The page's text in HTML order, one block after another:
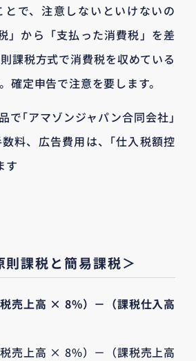
で、注意しないといけないの
」から「支払った消費税」を差
課税方式で消費税を収めている
確定申告で注意を要します。
｢アマゾンジャパン合同会社｣
料、広告費用は、｢仕入税額控
す
則課税と簡易課税＞
税売上高 × 8%）－（課税仕入高
税売上高 × 8%）－（課税売上高